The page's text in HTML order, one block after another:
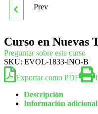
LIDERAZGO Y
COMUNICACIÓN EN
EMPRESA
Prev
Curso en Nuevas
Preguntar sobre este curso
SKU: EVOL-1833-iNO-B
Exportar como PDF
Descripción
Información adicional